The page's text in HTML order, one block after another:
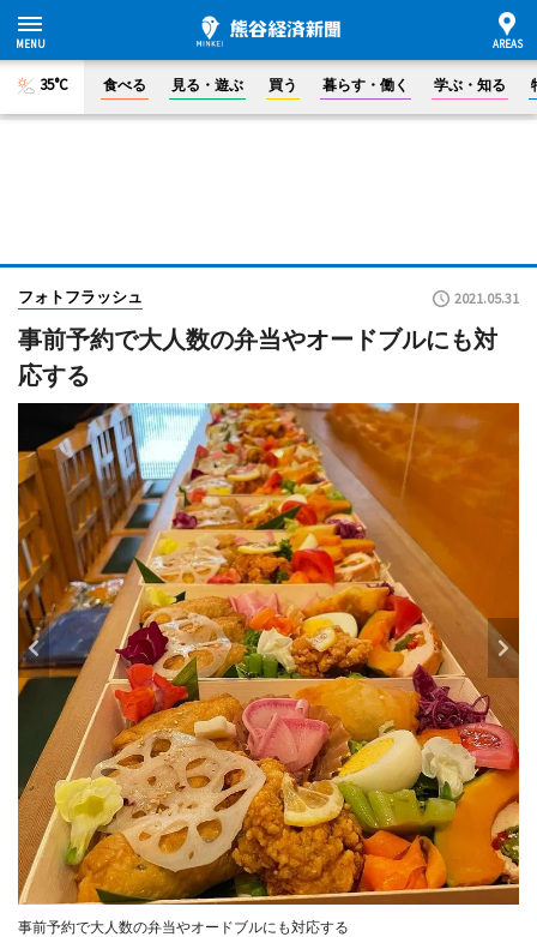
35°C 食べる 見る・遊ぶ 買う 暮らす・働く 学ぶ・知る
フォトフラッシュ 2021.05.31
事前予約で大人数の弁当やオードブルにも対
応する
事前予約で大人数の弁当やオードブルにも対応する